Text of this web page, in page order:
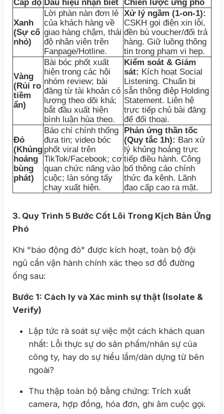
Cấp độ Dấu hiệu nhận biết Chiến lược ứng phó
Xanh
(Sự cố
nhỏ)
Lời phàn nàn đơn lẻ
của khách hàng về
giao hàng chậm, thái
độ nhân viên trên
Fanpage/Hotline.
Xử lý ngầm (1-on-1):
CSKH gọi điện xin lỗi,
đền bù voucher/đổi trả
hàng. Giữ luồng thông
tin trong phạm vi hẹp.
Vàng
(Rủi ro
tiềm
ẩn)
Bài bóc phốt xuất
hiện trong các hội
nhóm review; bài
đăng từ tài khoản có
lượng theo dõi khá;
bắt đầu xuất hiện
bình luận hùa theo.
Kiểm soát & Giám
sát: Kích hoạt Social
Listening. Chuẩn bị
sẵn thông điệp Holding
Statement. Liên hệ
trực tiếp chủ bài đăng
để đối thoại.
Đỏ
(Khủng
hoảng
bùng
phát)
Báo chí chính thống
đưa tin; video bóc
phốt viral trên
TikTok/Facebook; cơ
quan chức năng vào
cuộc; làn sóng tẩy
chay xuất hiện.
Phản ứng thần tốc
(Quy tắc 1h): Ban xử
lý khủng hoảng trực
tiếp điều hành. Công
bố thông cáo chính
thức đa kênh. Lãnh
đạo cấp cao ra mặt.
3. Quy Trình 5 Bước Cốt Lõi Trong Kịch Bản Ứng
Phó
Khi "báo động đỏ" được kích hoạt, toàn bộ đội
ngũ cần vận hành chính xác theo sơ đồ đường
ống sau:
Bước 1: Cách ly và Xác minh sự thật (Isolate &
Verify)
Lập tức rà soát sự việc một cách khách quan
nhất: Lỗi thực sự do sản phẩm/nhân sự của
công ty, hay do sự hiểu lầm/dàn dựng từ bên
ngoài?
Thu thập toàn bộ bằng chứng: Trích xuất
camera, hợp đồng, hóa đơn, ghi âm cuộc gọi.